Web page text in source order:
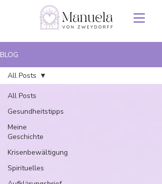
BLOG
All Posts
Gesundheitstipps
Meine
Geschichte
Krisenbewältigung
Spirituelles
All Posts